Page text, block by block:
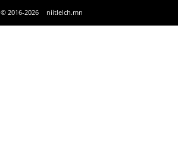
© 2016-2026 niitlelch.mn